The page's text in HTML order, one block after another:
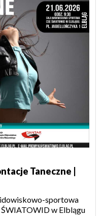
Taneczne |
sportowa
w Elblągu